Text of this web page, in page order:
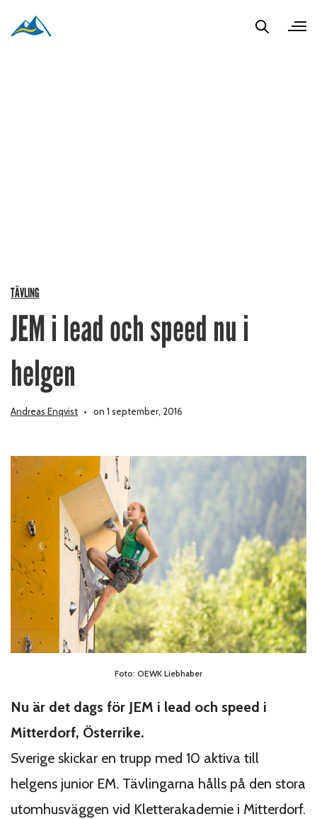
TÄVLING
JEM i lead och speed nu i
helgen
Andreas Enqvist on 1 september, 2016
Foto: OEWK Liebhaber
Nu är det dags för JEM i lead och speed i
Mitterdorf, Österrike.
Sverige skickar en trupp med 10 aktiva till
helgens junior EM. Tävlingarna hålls på den stora
utomhusväggen vid Kletterakademie i Mitterdorf.